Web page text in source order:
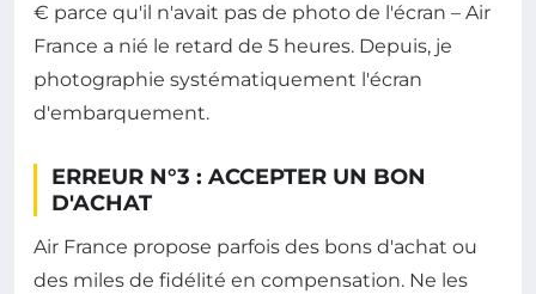
€ parce qu'il n'avait pas de photo de l'écran – Air
France a nié le retard de 5 heures. Depuis, je
photographie systématiquement l'écran
d'embarquement.
ERREUR N°3 : ACCEPTER UN BON
D'ACHAT
Air France propose parfois des bons d'achat ou
des miles de fidélité en compensation. Ne les